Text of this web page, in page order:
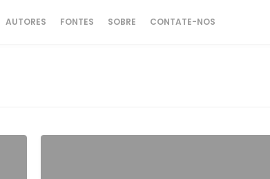
AUTORES FONTES SOBRE CONTATE-NOS